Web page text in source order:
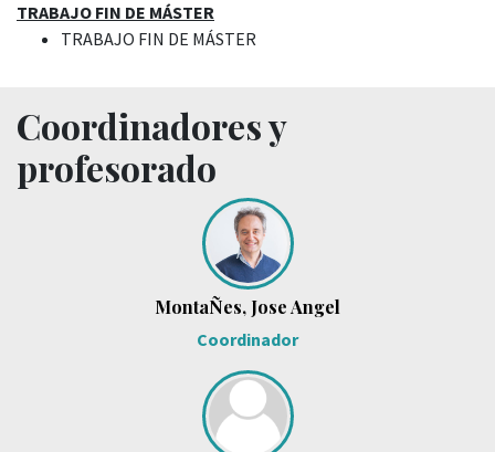
TRABAJO FIN DE MÁSTER
TRABAJO FIN DE MÁSTER
Coordinadores y
profesorado
MontaÑes, Jose Angel
Coordinador